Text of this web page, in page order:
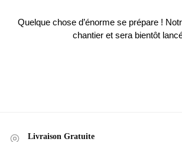
Quelque chose d’énorme se prépare !
chantier et sera bientôt
Livraison Gratuite